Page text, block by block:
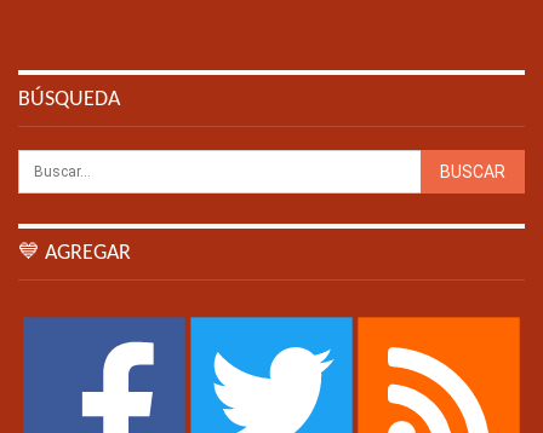
BÚSQUEDA
💙 AGREGAR